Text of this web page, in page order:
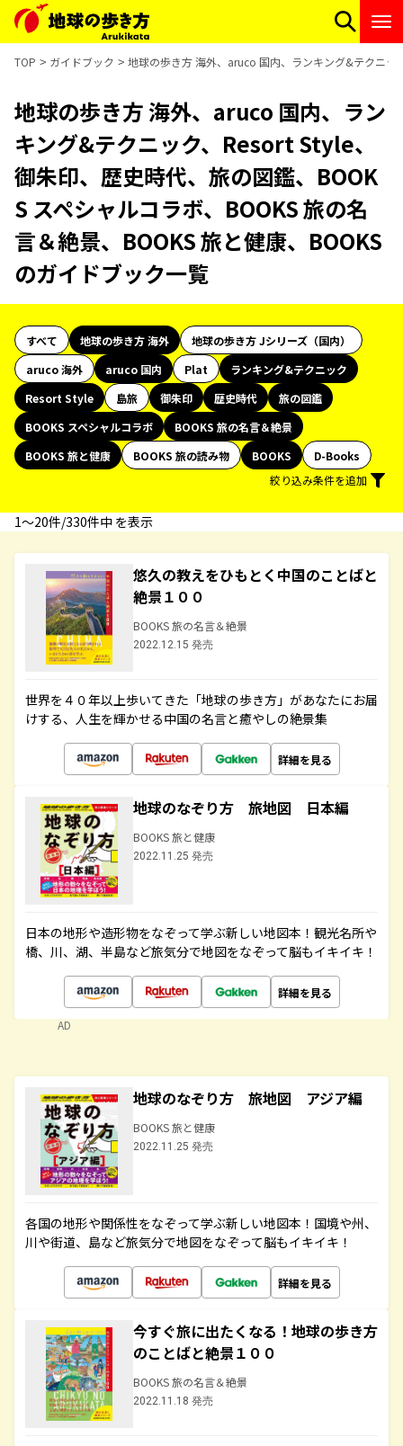
TOP ガイドブック 地球の歩き方 海外、aruco 国内、ランキング&テクニッ
地球の歩き方 海外、aruco 国内、ラン
キング&テクニック、Resort Style、
御朱印、歴史時代、旅の図鑑、BOOK
S スペシャルコラボ、BOOKS 旅の名
言＆絶景、BOOKS 旅と健康、BOOKS
のガイドブック一覧
すべて 地球の歩き方 海外
地球の歩き方 Jシリーズ（国内）
aruco 海外
aruco 国内 Plat
ランキング&テクニック
Resort Style
島旅 御朱印 歴史時代
旅の図鑑
BOOKS スペシャルコラボ
BOOKS 旅の名言＆絶景
BOOKS 旅と健康
BOOKS 旅の読み物 BOOKS
D-Books
絞り込み条件を追加
1〜20件/330件中 を表示
悠久の教えをひもとく中国のことばと
絶景１００
BOOKS 旅の名言＆絶景
2022.12.15 発売
世界を４０年以上歩いてきた「地球の歩き方」があなたにお届
けする、人生を輝かせる中国の名言と癒やしの絶景集
詳細を見る
地球のなぞり方 旅地図 日本編
BOOKS 旅と健康
2022.11.25 発売
日本の地形や造形物をなぞって学ぶ新しい地図本！観光名所や
橋、川、湖、半島など旅気分で地図をなぞって脳もイキイキ！
詳細を見る
AD
地球のなぞり方 旅地図 アジア編
BOOKS 旅と健康
2022.11.25 発売
各国の地形や関係性をなぞって学ぶ新しい地図本！国境や州、
川や街道、島など旅気分で地図をなぞって脳もイキイキ！
詳細を見る
今すぐ旅に出たくなる！地球の歩き方
のことばと絶景１００
BOOKS 旅の名言＆絶景
2022.11.18 発売